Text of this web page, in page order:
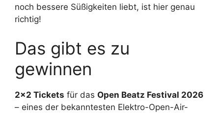
noch bessere Süßigkeiten liebt, ist hier genau
richtig!
Das gibt es zu
gewinnen
2×2 Tickets für das Open Beatz Festival 2026
– eines der bekanntesten Elektro-Open-Air-